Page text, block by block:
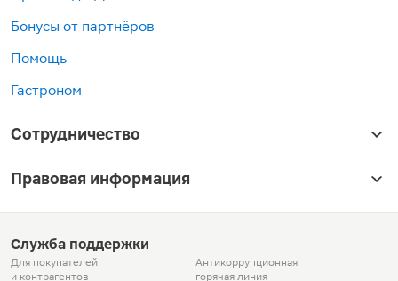
Бонусы от партнёров
Помощь
Гастроном
Сотрудничество
Правовая информация
Служба поддержки
Для покупателей
и контрагентов
Антикоррупционная
горячая линия